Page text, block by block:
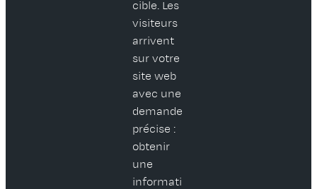
cible. Les
visiteurs
arrivent
sur votre
site web
avec une
demande
précise :
obtenir
une
informati